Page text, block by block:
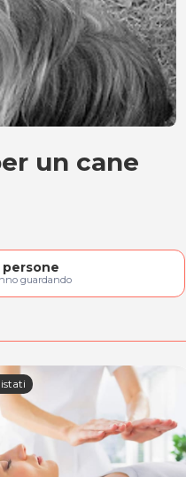
per un
un cane
persone
guardando